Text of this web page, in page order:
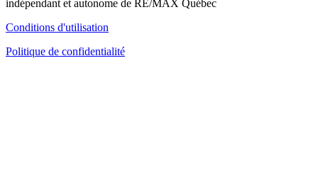
indépendant et autonome de RE/MAX Québec
Conditions d'utilisation
Politique de confidentialité